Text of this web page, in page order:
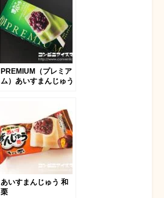
PREMIUM（プレミア
ム）あいすまんじゅう
あいすまんじゅう 和
栗